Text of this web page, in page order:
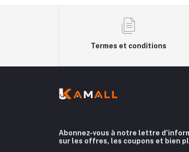
Termes et conditions
Abonnez-vous à notre lettre
sur les offres, les coupons et bien